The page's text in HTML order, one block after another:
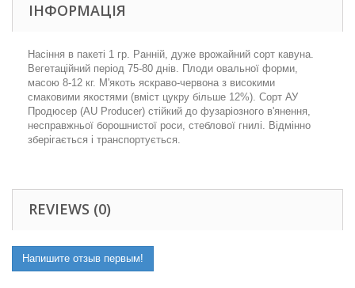
ІНФОРМАЦІЯ
Насіння в пакеті 1 гр. Ранній, дуже врожайний сорт кавуна.
Вегетаційний період 75-80 днів. Плоди овальної форми,
масою 8-12 кг. М'якоть яскраво-червона з високими
смаковими якостями (вміст цукру більше 12%). Сорт АУ
Продюсер (AU Producer) стійкий до фузаріозного в'янення,
несправжньої борошнистої роси, стеблової гнилі. Відмінно
зберігається і транспортується.
REVIEWS (0)
Напишите отзыв первым!